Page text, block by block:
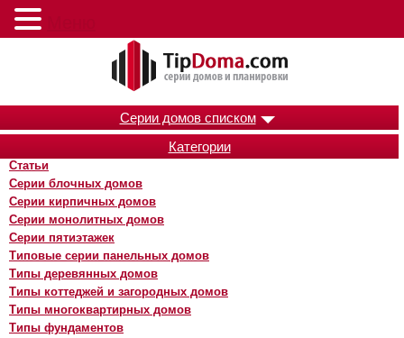
Серии домов списком
Категории
Статьи
Серии блочных домов
Серии кирпичных домов
Серии монолитных домов
Серии пятиэтажек
Типовые серии панельных домов
Типы деревянных домов
Типы коттеджей и загородных домов
Типы многоквартирных домов
Типы фундаментов